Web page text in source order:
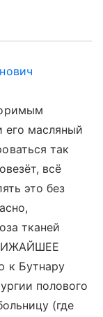
его масляный
так
всё
это без
тканей
к Бутнару
полового
(где